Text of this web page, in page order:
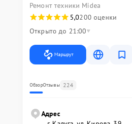
Ремонт техники Midea
5,0200 оценки
Открыто до 21:00
Маршрут
ОбзорОтзывы 224
Адрес